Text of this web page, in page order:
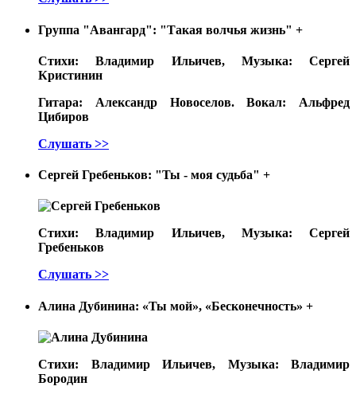
Группа "Авангард": "Такая волчья жизнь" +
Стихи: Владимир Ильичев, Музыка: Сергей
Кристинин
Гитара: Александр Новоселов. Вокал: Альфред
Цибиров
Слушать >>
Сергей Гребеньков: "Ты - моя судьба" +
Стихи: Владимир Ильичев, Музыка: Сергей
Гребеньков
Слушать >>
Алина Дубинина: «Ты мой», «Бесконечность» +
Стихи: Владимир Ильичев, Музыка: Владимир
Бородин